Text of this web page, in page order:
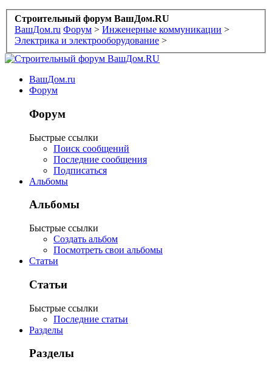
Строительный форум ВашДом.RU
ВашДом.ru Форум > Инженерные коммуникации >
Электрика и электрооборудование >
ВашДом.ru
Форум
Форум
Быстрые ссылки
Поиск сообщений
Последние сообщения
Подписаться
Альбомы
Альбомы
Быстрые ссылки
Создать альбом
Посмотреть свои альбомы
Статьи
Статьи
Быстрые ссылки
Последние статьи
Разделы
Разделы